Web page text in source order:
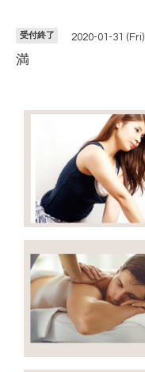
受付終了 2020-01-31 (Fri)
満